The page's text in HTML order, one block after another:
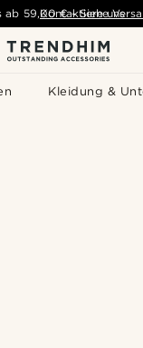
Kleidung &
ab 59,00 € - Siehe
Kontaktiere uns